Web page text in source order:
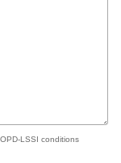
LSSI conditions